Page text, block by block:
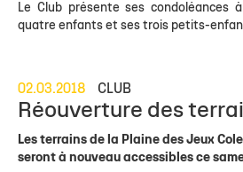
Le Club présente ses condoléances
quatre enfants et ses trois petits-
02.03.2018 CLUB
Réouverture des
Les terrains de la Plaine des Jeux
seront à nouveau accessibles ce